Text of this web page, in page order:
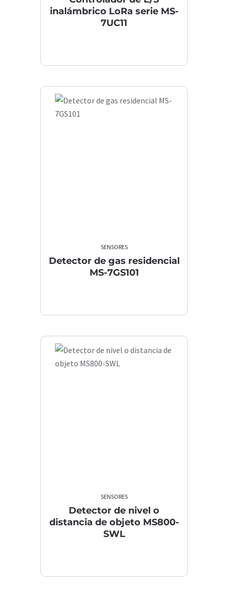
inalámbrico LoRa serie MS-
7UC11
SENSORES
Detector de gas residencial
MS-7GS101
SENSORES
Detector de nivel o
distancia de objeto MS800-
SWL